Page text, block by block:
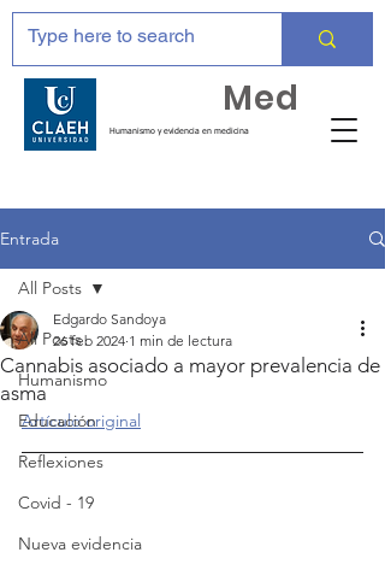
Humanismo y evidencia en medicina
Med
Entrada
All Posts
Humanismo
Educación
Reflexiones
Covid - 19
Nueva evidencia
All Posts
Cannabis asociado a mayor prevalencia de
asma
Edgardo Sandoya
26 feb 2024 1 min de lectura
Artículo original